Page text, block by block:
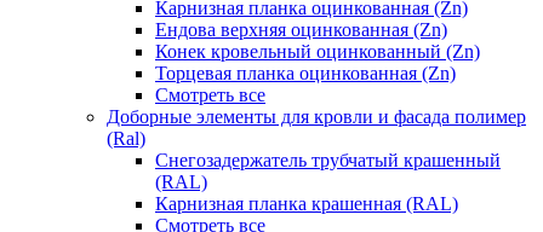
Карнизная планка оцинкованная (Zn)
Ендова верхняя оцинкованная (Zn)
Конек кровельный оцинкованный (Zn)
Торцевая планка оцинкованная (Zn)
Смотреть все
Доборные элементы для кровли и фасада полимер
(Ral)
Снегозадержатель трубчатый крашенный
(RAL)
Карнизная планка крашенная (RAL)
Смотреть все